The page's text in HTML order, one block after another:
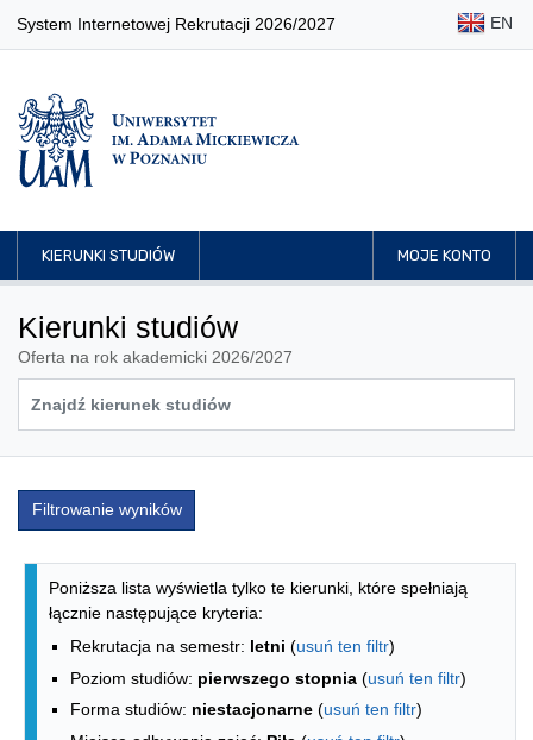
System Internetowej Rekrutacji 2026/2027 EN
KIERUNKI STUDIÓW MOJE KONTO
Kierunki studiów
Oferta na rok akademicki 2026/2027
Filtrowanie wyników
Lista kierunków - spis według
Poniższa lista wyświetla tylko te kierunki, które spełniają
łącznie następujące kryteria:
Rekrutacja na semestr: letni (usuń ten filtr)
Poziom studiów: pierwszego stopnia (usuń ten filtr)
Forma studiów: niestacjonarne (usuń ten filtr)